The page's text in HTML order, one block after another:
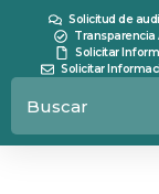
Solicitud de
Transparencia
Solicitar
Solicitar